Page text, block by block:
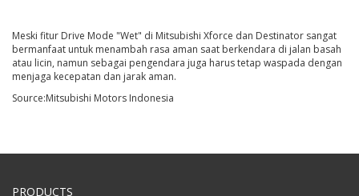
Meski fitur Drive Mode "Wet" di Mitsubishi Xforce dan Destinator sangat
bermanfaat untuk menambah rasa aman saat berkendara di jalan basah
atau licin, namun sebagai pengendara juga harus tetap waspada dengan
menjaga kecepatan dan jarak aman.
Source:Mitsubishi Motors Indonesia
PRODUCTS